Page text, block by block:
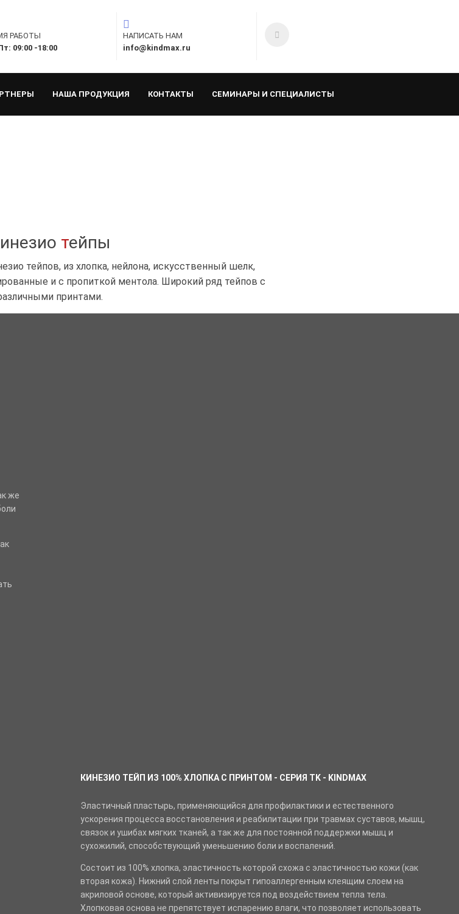
РАБОТЫ
09:00 -18:00
НАПИСАТЬ НАМ
info@kindmax.ru
НАША ПРОДУКЦИЯ КОНТАКТЫ СЕМИНАРЫ И СПЕЦИАЛИСТЫ
инезио тейпы
тейпов, из хлопка, нейлона, искусственный шелк,
и с пропиткой ментола. Широкий ряд тейпов с
принтами.
же
КИНЕЗИО ТЕЙП ИЗ 100% ХЛОПКА С ПРИНТОМ - СЕРИЯ TK - KINDMAX
Эластичный пластырь, применяющийся для профилактики и естественного
ускорения процесса восстановления и реабилитации при травмах суставов, мышц,
связок и ушибах мягких тканей, а так же для постоянной поддержки мышц и
сухожилий, способствующий уменьшению боли и воспалений.
Состоит из 100% хлопка, эластичность которой схожа с эластичностью кожи (как
вторая кожа). Нижний слой ленты покрыт гипоаллергенным клеящим слоем на
акриловой основе, который активизируется под воздействием тепла тела.
Хлопковая основа не препятствует испарению влаги, что позволяет использовать